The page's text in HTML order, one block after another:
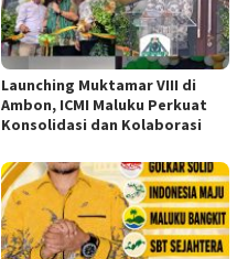
Launching Muktamar VIII di
Ambon, ICMI Maluku Perkuat
Konsolidasi dan Kolaborasi